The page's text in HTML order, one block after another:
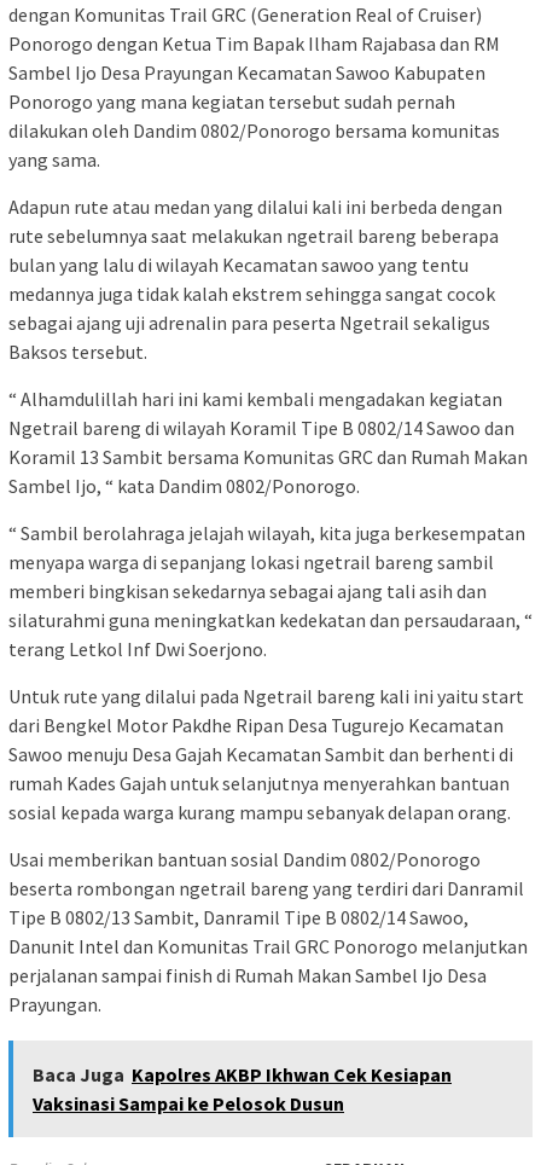
dengan Komunitas Trail GRC (Generation Real of Cruiser)
Ponorogo dengan Ketua Tim Bapak Ilham Rajabasa dan RM
Sambel Ijo Desa Prayungan Kecamatan Sawoo Kabupaten
Ponorogo yang mana kegiatan tersebut sudah pernah
dilakukan oleh Dandim 0802/Ponorogo bersama komunitas
yang sama.
Adapun rute atau medan yang dilalui kali ini berbeda dengan
rute sebelumnya saat melakukan ngetrail bareng beberapa
bulan yang lalu di wilayah Kecamatan sawoo yang tentu
medannya juga tidak kalah ekstrem sehingga sangat cocok
sebagai ajang uji adrenalin para peserta Ngetrail sekaligus
Baksos tersebut.
“ Alhamdulillah hari ini kami kembali mengadakan kegiatan
Ngetrail bareng di wilayah Koramil Tipe B 0802/14 Sawoo dan
Koramil 13 Sambit bersama Komunitas GRC dan Rumah Makan
Sambel Ijo, “ kata Dandim 0802/Ponorogo.
“ Sambil berolahraga jelajah wilayah, kita juga berkesempatan
menyapa warga di sepanjang lokasi ngetrail bareng sambil
memberi bingkisan sekedarnya sebagai ajang tali asih dan
silaturahmi guna meningkatkan kedekatan dan persaudaraan, “
terang Letkol Inf Dwi Soerjono.
Untuk rute yang dilalui pada Ngetrail bareng kali ini yaitu start
dari Bengkel Motor Pakdhe Ripan Desa Tugurejo Kecamatan
Sawoo menuju Desa Gajah Kecamatan Sambit dan berhenti di
rumah Kades Gajah untuk selanjutnya menyerahkan bantuan
sosial kepada warga kurang mampu sebanyak delapan orang.
Usai memberikan bantuan sosial Dandim 0802/Ponorogo
beserta rombongan ngetrail bareng yang terdiri dari Danramil
Tipe B 0802/13 Sambit, Danramil Tipe B 0802/14 Sawoo,
Danunit Intel dan Komunitas Trail GRC Ponorogo melanjutkan
perjalanan sampai finish di Rumah Makan Sambel Ijo Desa
Prayungan.
Baca Juga Kapolres AKBP Ikhwan Cek Kesiapan
Vaksinasi Sampai ke Pelosok Dusun